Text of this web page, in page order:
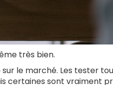
très bien.
le marché. Les tester
certaines sont vraiment